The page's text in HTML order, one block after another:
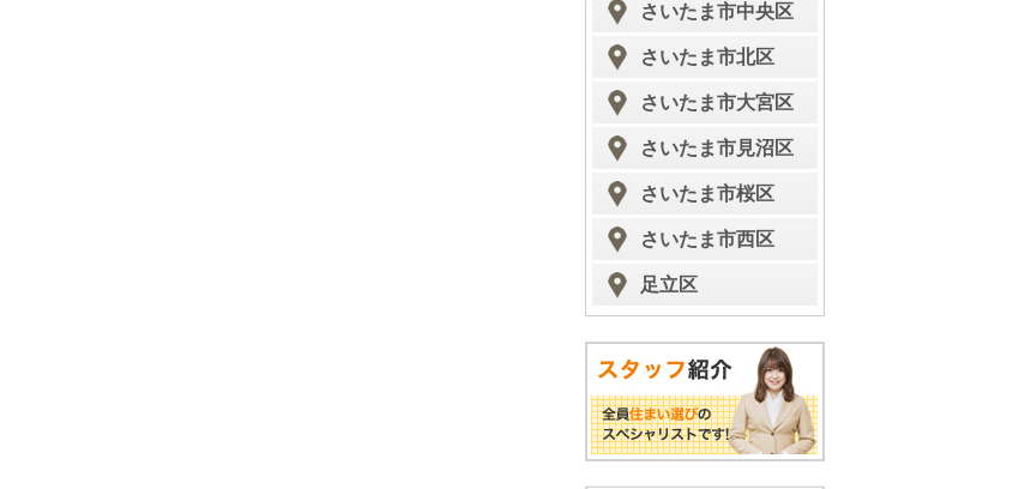
さいたま市中央区
さいたま市北区
さいたま市大宮区
さいたま市見沼区
さいたま市桜区
さいたま市西区
足立区